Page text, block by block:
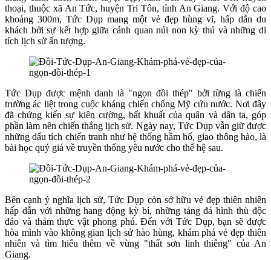
thoại, thuộc xã An Tức, huyện Tri Tôn, tỉnh An Giang. Với độ cao
khoảng 300m, Tức Dụp mang một vẻ đẹp hùng vĩ, hấp dẫn du
khách bởi sự kết hợp giữa cảnh quan núi non kỳ thú và những di
tích lịch sử ấn tượng.
Tức Dụp được mệnh danh là "ngọn đồi thép" bởi từng là chiến
trường ác liệt trong cuộc kháng chiến chống Mỹ cứu nước. Nơi đây
đã chứng kiến sự kiên cường, bất khuất của quân và dân ta, góp
phần làm nên chiến thắng lịch sử. Ngày nay, Tức Dụp vẫn giữ được
những dấu tích chiến tranh như hệ thống hầm hố, giao thông hào, là
bài học quý giá về truyền thống yêu nước cho thế hệ sau.
Bên cạnh ý nghĩa lịch sử, Tức Dụp còn sở hữu vẻ đẹp thiên nhiên
hấp dẫn với những hang động kỳ bí, những tảng đá hình thù độc
đáo và thảm thực vật phong phú. Đến với Tức Dụp, bạn sẽ được
hòa mình vào không gian lịch sử hào hùng, khám phá vẻ đẹp thiên
nhiên và tìm hiểu thêm về vùng "thất sơn linh thiêng" của An
Giang.